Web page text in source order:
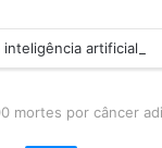
inteligência artificial
mortes por câncer